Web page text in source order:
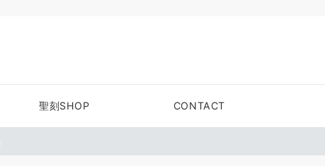
聖刻SHOP CONTACT